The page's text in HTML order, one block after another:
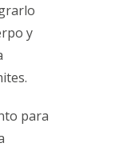
y
para